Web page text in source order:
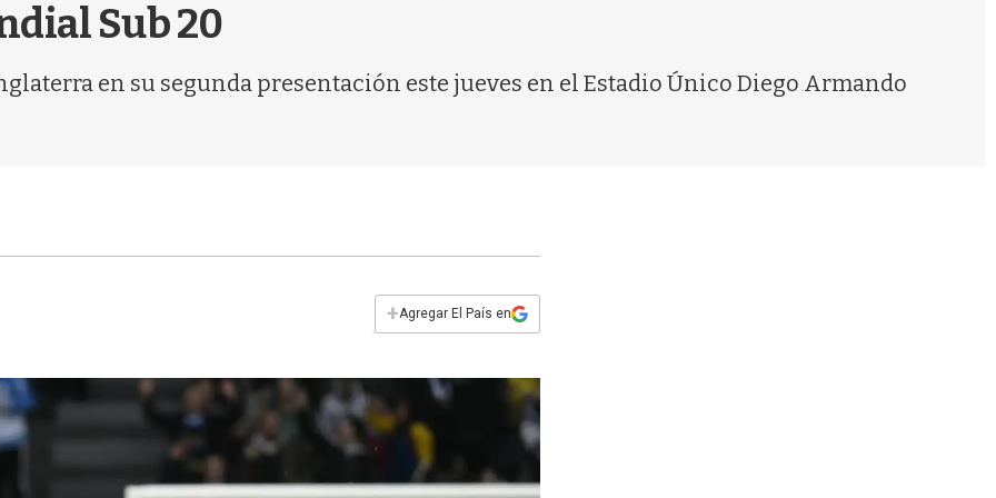
Sub 20
en su segunda presentación este jueves en el Estadio Único Diego Armando
+Agregar El País en